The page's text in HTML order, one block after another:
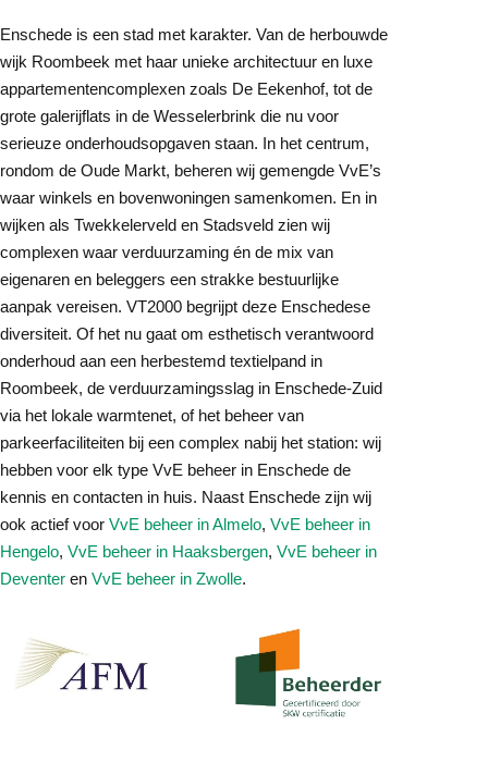
Enschede is een stad met karakter. Van de herbouwde
wijk Roombeek met haar unieke architectuur en luxe
appartementencomplexen zoals De Eekenhof, tot de
grote galerijflats in de Wesselerbrink die nu voor
serieuze onderhoudsopgaven staan. In het centrum,
rondom de Oude Markt, beheren wij gemengde VvE’s
waar winkels en bovenwoningen samenkomen. En in
wijken als Twekkelerveld en Stadsveld zien wij
complexen waar verduurzaming én de mix van
eigenaren en beleggers een strakke bestuurlijke
aanpak vereisen. VT2000 begrijpt deze Enschedese
diversiteit. Of het nu gaat om esthetisch verantwoord
onderhoud aan een herbestemd textielpand in
Roombeek, de verduurzamingsslag in Enschede-Zuid
via het lokale warmtenet, of het beheer van
parkeerfaciliteiten bij een complex nabij het station: wij
hebben voor elk type VvE beheer in Enschede de
kennis en contacten in huis. Naast Enschede zijn wij
ook actief voor VvE beheer in Almelo, VvE beheer in
Hengelo, VvE beheer in Haaksbergen, VvE beheer in
Deventer en VvE beheer in Zwolle.